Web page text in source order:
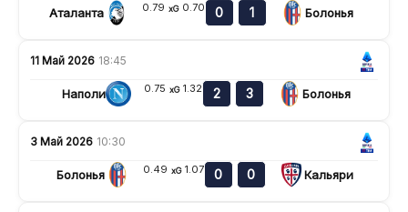
Аталанта 0.79 xG 0.70 0 1 Болонья
11 Май 2026 18:45
Наполи 0.75 xG 1.32 2 3 Болонья
3 Май 2026 10:30
Болонья 0.49 xG 1.07 0 0 Кальяри